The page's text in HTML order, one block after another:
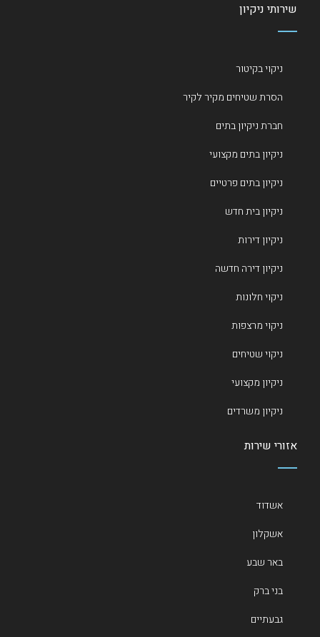
שירותי ניקיון
ניקוי בקיטור
הסרת שטיחים מקיר לקיר
חברת ניקיון בתים
ניקיון בתים מקצועי
ניקיון בתים פרטיים
ניקיון בית חדש
ניקיון דירות
ניקיון דירה חדשה
ניקוי חלונות
ניקוי מרצפות
ניקוי שטיחים
ניקיון מקצועי
ניקיון משרדים
אזורי שירות
אשדוד
אשקלון
באר שבע
בני ברק
גבעתיים